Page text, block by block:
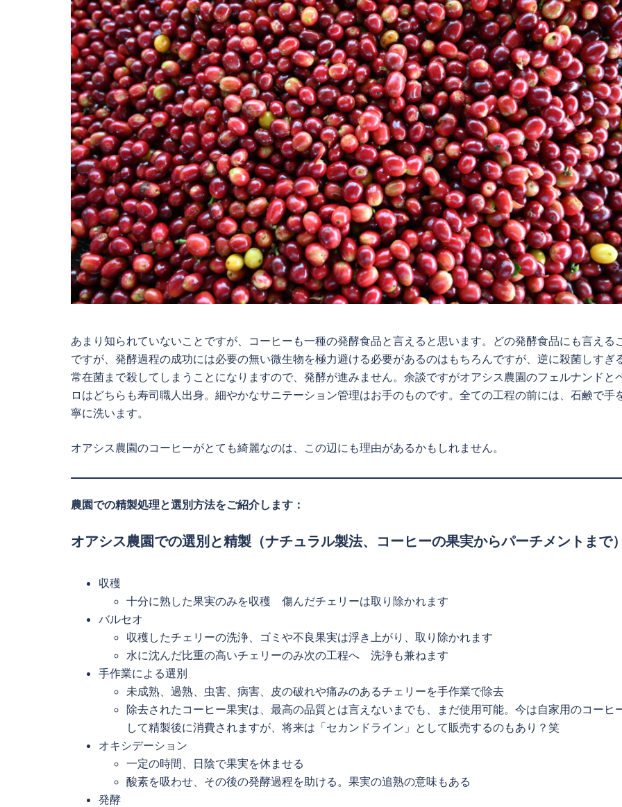
あまり知られていないことですが、コーヒーも一種の発酵食品と言えると思います。どの発酵食品にも言える
ですが、発酵過程の成功には必要の無い微生物を極力避ける必要があるのはもちろんですが、逆に殺菌しすぎ
常在菌まで殺してしまうことになりますので、発酵が進みません。余談ですがオアシス農園のフェルナンドと
ロはどちらも寿司職人出身。細やかなサニテーション管理はお手のものです。全ての工程の前には、石鹸で手
寧に洗います。
オアシス農園のコーヒーがとても綺麗なのは、この辺にも理由があるかもしれません。
農園での精製処理と選別方法をご紹介します：
オアシス農園での選別と精製（ナチュラル製法、コーヒーの果実からパーチメントまで
収穫
十分に熟した果実のみを収穫 傷んだチェリーは取り除かれます
バルセオ
収穫したチェリーの洗浄、ゴミや不良果実は浮き上がり、取り除かれます
水に沈んだ比重の高いチェリーのみ次の工程へ 洗浄も兼ねます
手作業による選別
未成熟、過熟、虫害、病害、皮の破れや痛みのあるチェリーを手作業で除去
除去されたコーヒー果実は、最高の品質とは言えないまでも、まだ使用可能。今は自家用のコーヒ
して精製後に消費されますが、将来は「セカンドライン」として販売するのもあり？笑
オキシデーション
一定の時間、日陰で果実を休ませる
酸素を吸わせ、その後の発酵過程を助ける。果実の追熟の意味もある
発酵